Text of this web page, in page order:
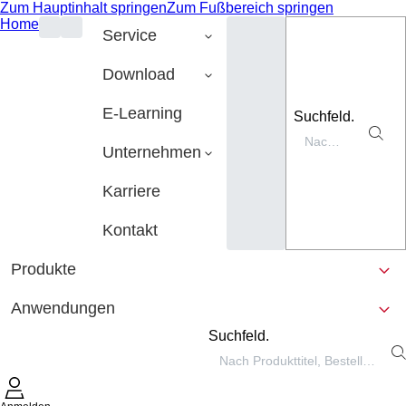
Zum Hauptinhalt springenZum Fußbereich springen
Home
Service
Download
E-Learning
Unternehmen
Karriere
Kontakt
Suchfeld.
Produkte
Anwendungen
Suchfeld.